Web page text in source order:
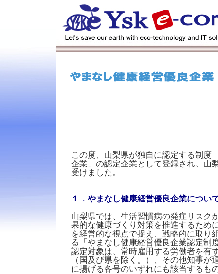
この度、山梨県が独自に認定する制度
企業」の認定企業として登録され、山
受けました。
１．やまなし健康経営優良企業につい
山梨県では、生活習慣病の発症リスク
果的な健康づくり対策を推進するため
を経営的な視点で捉え、戦略的に取り
る「やまなし健康経営優良企業認定制
認定対象は、常時雇用する労働者を有
（国及び県を除く。）、その他知事が
に揚げる各号のいずれにも該当するも